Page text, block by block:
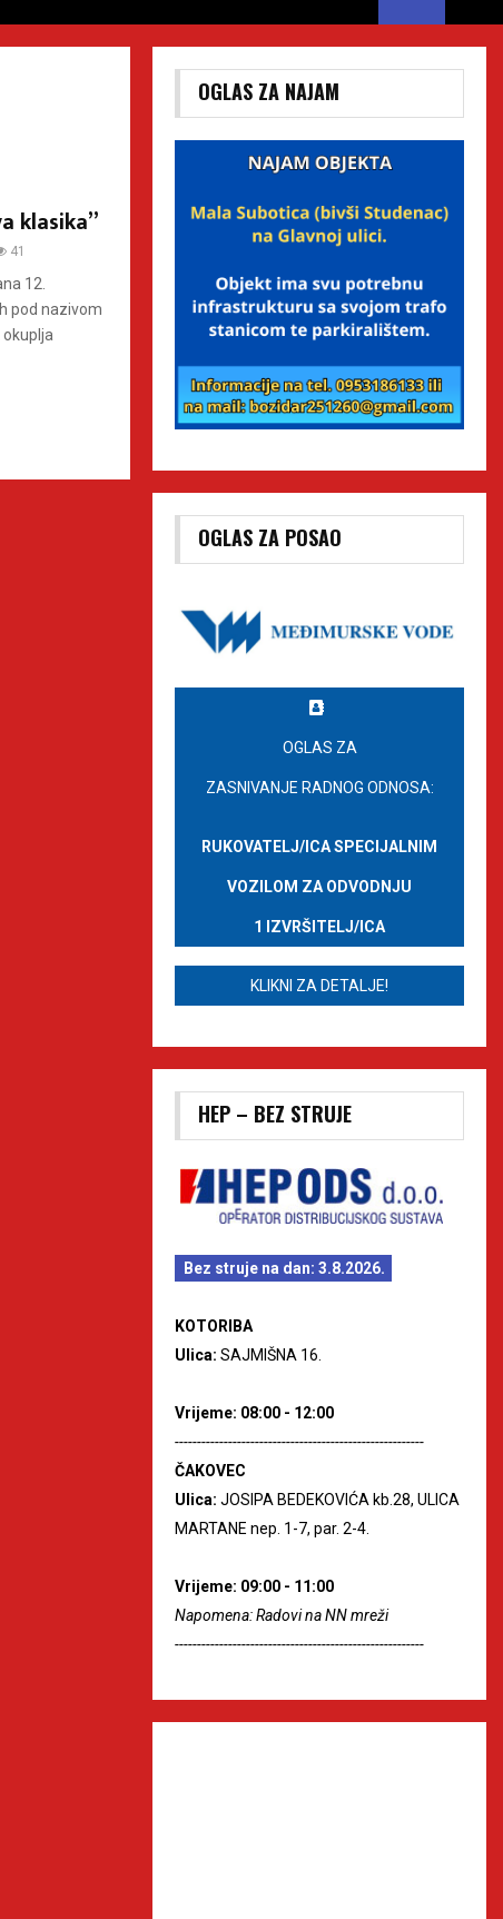
klasika”
41
12.
pod nazivom
OGLAS ZA NAJAM
OGLAS ZA POSAO
OGLAS ZA
ZASNIVANJE RADNOG ODNOSA:
RUKOVATELJ/ICA SPECIJALNIM
VOZILOM ZA ODVODNJU
1 IZVRŠITELJ/ICA
KLIKNI ZA DETALJE!
HEP – BEZ STRUJE
Bez struje na dan: 3.8.2026.
KOTORIBA
Ulica: SAJMIŠNA 16.
Vrijeme: 08:00 - 12:00
--------------------------------------------------------
ČAKOVEC
Ulica: JOSIPA BEDEKOVIĆA kb.28, ULICA
MARTANE nep. 1-7, par. 2-4.
Vrijeme: 09:00 - 11:00
Napomena: Radovi na NN mreži
--------------------------------------------------------